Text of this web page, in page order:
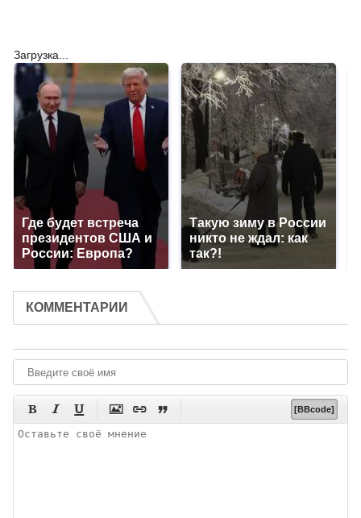
Загрузка...
Где будет встреча
президентов США и
России: Европа?
Такую зиму в России
никто не ждал: как
так?!
КОММЕНТАРИИ
      [BBcode]